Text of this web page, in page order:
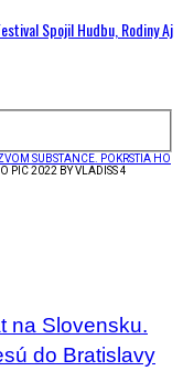
Spojil Hudbu, Rodiny Aj
SUBSTANCE. POKRSTIA HO
PIC 2022 BY VLADISS 4
na Slovensku.
do Bratislavy